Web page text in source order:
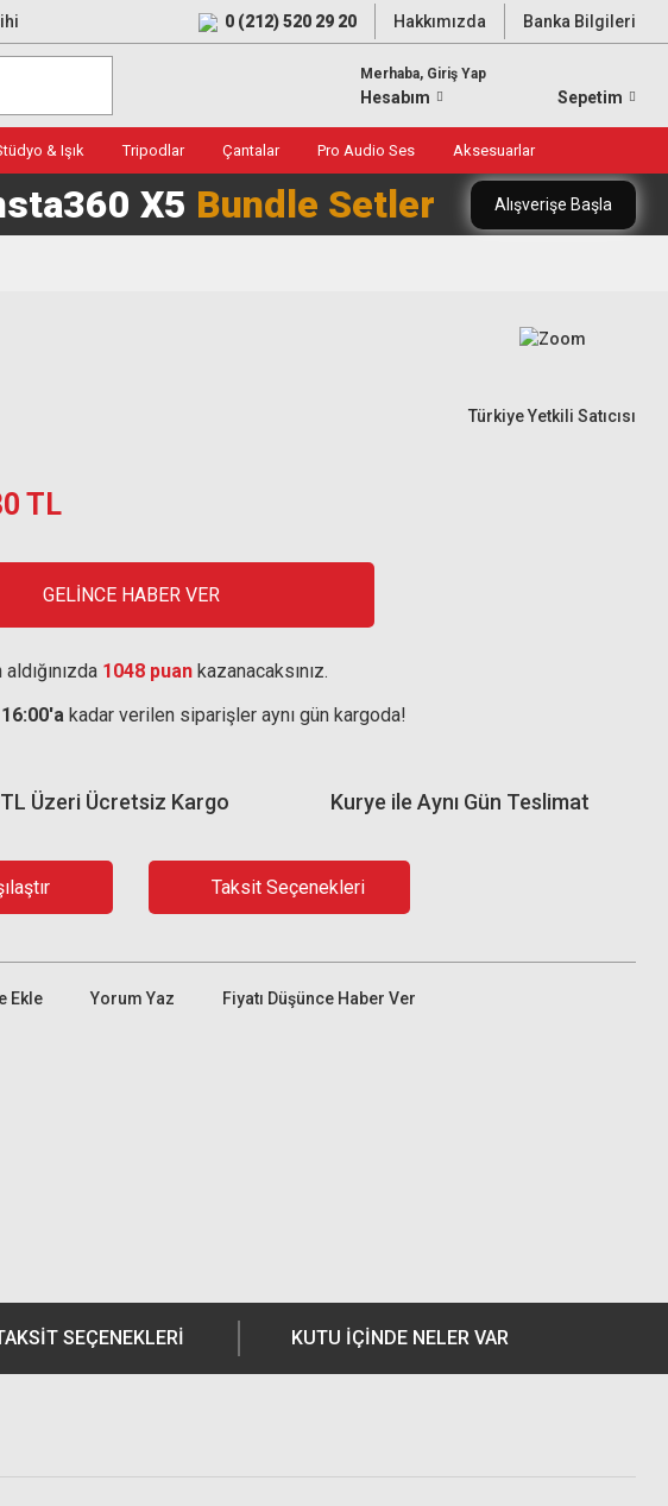
0 (212) 520 29 20 Hakkımızda Banka Bilgileri
Merhaba, Giriş Yap
Hesabım Sepetim
& Işık Tripodlar Çantalar Pro Audio Ses Aksesuarlar
X5 Bundle Setler Alışverişe Başla
Türkiye Yetkili Satıcısı
TL
GELİNCE HABER VER
1048 puan kazanacaksınız.
kadar verilen siparişler aynı gün kargoda!
Kurye ile Aynı Gün Teslimat
Üzeri Ücretsiz Kargo
Taksit Seçenekleri
Yorum Yaz Fiyatı Düşünce Haber Ver
SEÇENEKLERI KUTU İÇİNDE NELER VAR